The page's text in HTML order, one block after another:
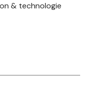
& technologie